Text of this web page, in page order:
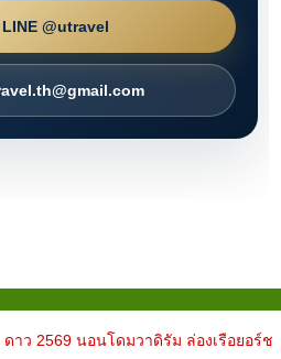
@utravel
าว 2569 นอนโดมวาดิรัม ล่องเรือยอร์ช